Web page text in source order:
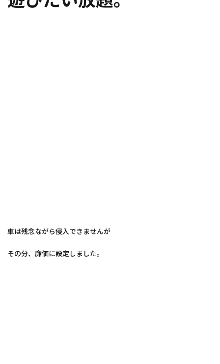
車は残念ながら侵入できませんが
その分、廉価に設定しました。